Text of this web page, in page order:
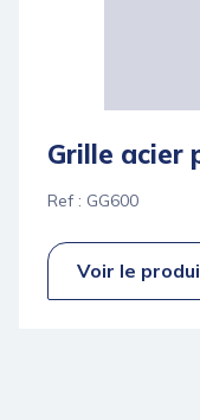
Grille acier
Ref : GG600
Voir le